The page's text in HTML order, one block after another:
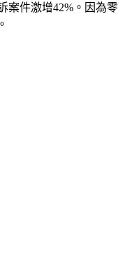
案件激增42%。因為零